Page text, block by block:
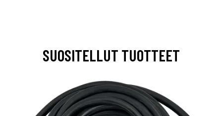
SUOSITELLUT TUOTTEET